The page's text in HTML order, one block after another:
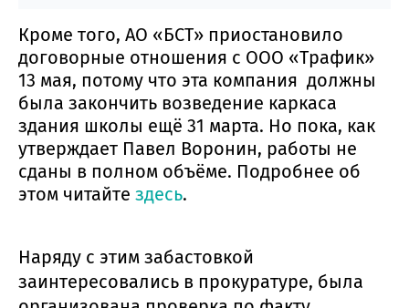
Кроме того, АО «БСТ» приостановило
договорные отношения с ООО «Трафик»
13 мая, потому что эта компания должны
была закончить возведение каркаса
здания школы ещё 31 марта. Но пока, как
утверждает Павел Воронин, работы не
сданы в полном объёме. Подробнее об
этом читайте здесь.
Наряду с этим забастовкой
заинтересовались в прокуратуре, была